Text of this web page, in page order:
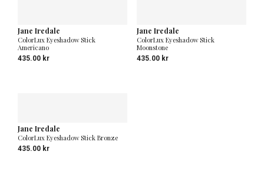
Jane Iredale
ColorLux Eyeshadow Stick
Americano
435.00 kr
Jane Iredale
ColorLux Eyeshadow Stick
Moonstone
435.00 kr
Jane Iredale
ColorLux Eyeshadow Stick Bronze
435.00 kr